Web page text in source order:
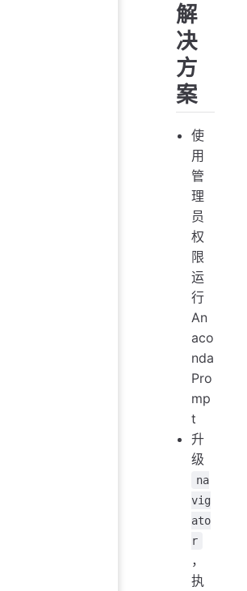
解
决
方
案
使
用
管
理
员
权
限
运
行
An
aco
nda
Pro
mp
t
升
级
na
vig
ato
r
，
执